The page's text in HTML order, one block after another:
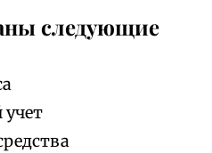
следующие